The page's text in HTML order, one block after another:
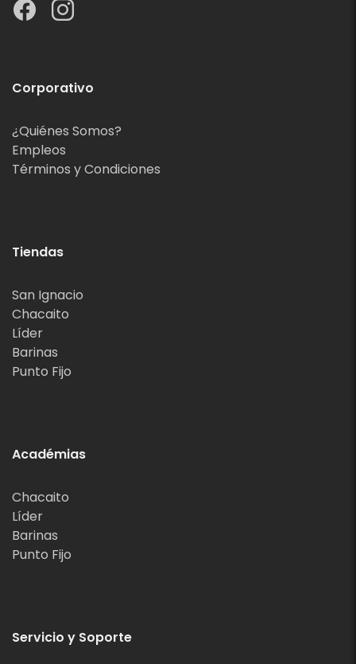
Corporativo
¿Quiénes Somos?
Empleos
Términos y Condiciones
Tiendas
San Ignacio
Chacaito
Líder
Barinas
Punto Fijo
Académias
Chacaito
Líder
Barinas
Punto Fijo
Servicio y Soporte